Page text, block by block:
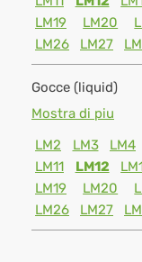
LM19
LM20
LM26
LM27
Gocce (liquid)
Mostra di piu
LM2
LM3 LM4
LM11
LM12
LM19
LM20
LM26
LM27